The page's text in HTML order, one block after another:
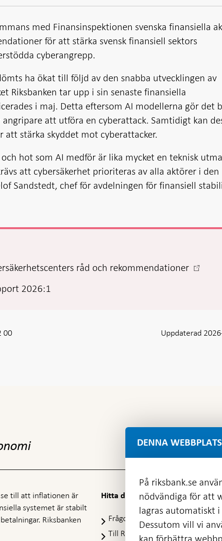
med Finansinspektionen svenska finansiella
för att stärka svensk finansiell sektors
cyberangrepp.
ha ökat till följd av den snabba utvecklingen av
Riksbanken tar upp i sin senaste finansiella
i maj. Detta eftersom AI modellerna gör det
att utföra en cyberattack. Samtidigt kan
att stärka skyddet mot cyberattacker.
hot som AI medför är lika mycket en teknisk
att cybersäkerhet prioriteras av alla aktörer i den
Sandstedt, chef för avdelningen för finansiell
råd och rekommendationer -
2026:1
00 Uppdaterad
se till att inflationen är
systemet är stabilt
Riksbanken
Hitta direkt
Frågor och svar
Öppnas
i
Till Riksbankens webbarkiv
DENNA
På riksbank.se
nödvändiga för att
lagras automatiskt
Dessutom vill vi